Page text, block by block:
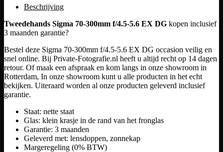
Beschrijving
Tweedehands Sigma 70-300mm f/4.5-5.6 EX DG kopen inclusief
3 maanden garantie?
Bestel deze Sigma 70-300mm f/4.5-5.6 EX DG occasion veilig en
snel online. Bij Private-Fotografie.nl heeft u altijd recht op 14 dagen
retour. Of maak een afspraak en kom langs in onze showroom in
Rotterdam, In onze showroom kunt u alle producten in het echt
bekijken. Uiteraard worden al onze producten geleverd inclusief
garantie.
Staat: nette staat
Glas: klein krasje in de rand van het fronglas
Garantie: 3 maanden
Geleverd met: lensdoppen, zonnekap
Margeregeling (0% BTW)